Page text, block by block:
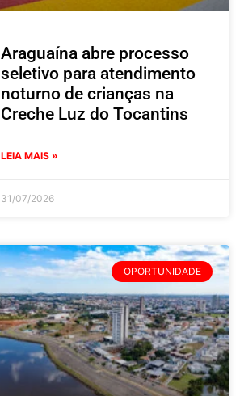
Araguaína abre processo
seletivo para atendimento
noturno de crianças na
Creche Luz do Tocantins
LEIA MAIS »
31/07/2026
OPORTUNIDADE